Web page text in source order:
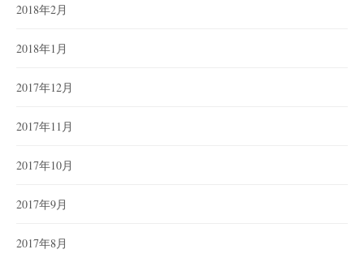
2018年2月
2018年1月
2017年12月
2017年11月
2017年10月
2017年9月
2017年8月